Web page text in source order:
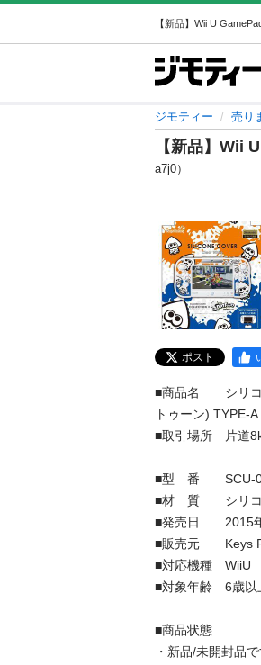
ジモティー 売り
【新品】Wii
a7j0）
ポスト
■商品名　　シリ
トゥーン) TYPE-A
■取引場所　片道
■型　番　　
■材　質　　シリ
■発売日　　2015
■販売元　　Keys
■対応機種　WiiU
■対象年齢　6歳以
■商品状態
・新品/未開封品